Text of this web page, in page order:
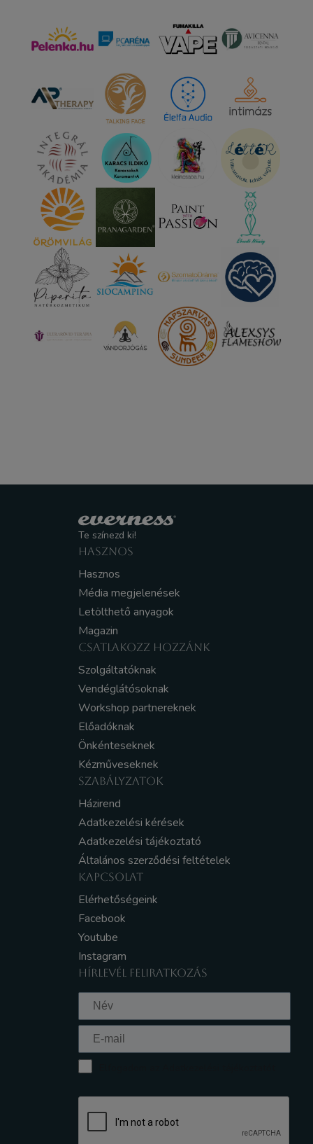
Te színezd ki!
HASZNOS
Hasznos
Média megjelenések
Letölthető anyagok
Magazin
CSATLAKOZZ HOZZÁNK
Szolgáltatóknak
Vendéglátósoknak
Workshop partnereknek
Előadóknak
Önkénteseknek
Kézműveseknek
SZABÁLYZATOK
Házirend
Adatkezelési kérések
Adatkezelési tájékoztató
Általános szerződési feltételek
KAPCSOLAT
Elérhetőségeink
Facebook
Youtube
Instagram
HÍRLEVÉL FELIRATKOZÁS